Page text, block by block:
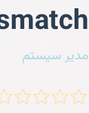
مدیر سیستم